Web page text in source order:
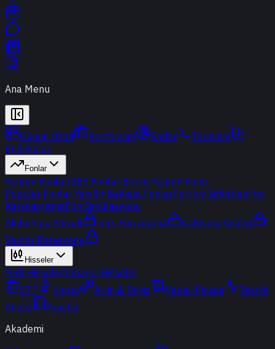
Ana Menu
Günün Özeti Portföyüm Radar
Terminal
Endeksler
Fonlar
Yatırım FonlarıBES FonlarıBorsa Yatırım Fonu
Popüler Fonlar YeniBir Bakışta FonlarPortföy ŞirketleriFon
KarşılaştırmaFon Simülasyonu
Akıllı Para Sinyali
Ters Fon Arama
Çakışma Analizi
Sektör Rotasyonu
Hisseler
Yerli HisselerYabancı Hisseler
ETF
Kripto Altın & Döviz Vadeli Piyasa
Teknik
Analiz
Araçlar
Akademi